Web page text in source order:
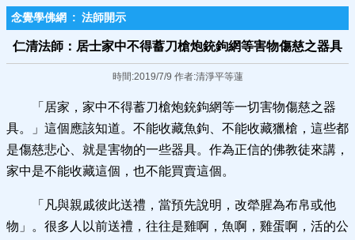
念覺學佛網 : 法師開示
仁清法師：居士家中不得蓄刀槍炮銃鉤網等害物傷慈之器具
時間:2019/7/9 作者:清淨平等蓮
「居家，家中不得蓄刀槍炮銃鉤網等一切害物傷慈之器
具。」這個應該知道。不能收藏魚鉤、不能收藏獵槍，這些都
是傷慈悲心、就是害物的一些器具。作為正信的佛教徒來講，
家中是不能收藏這個，也不能買賣這個。
「凡與親戚彼此送禮，當預先說明，改犖腥為布帛或他
物」。很多人以前送禮，往往是雞啊，魚啊，雞蛋啊，活的公